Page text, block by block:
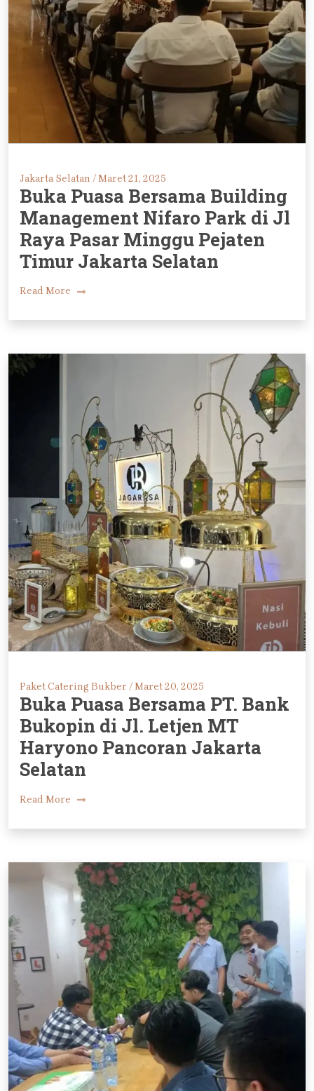
Jakarta Selatan /Maret 21, 2025
Buka Puasa Bersama Building
Management Nifaro Park di Jl
Raya Pasar Minggu Pejaten
Timur Jakarta Selatan
Read More
Paket Catering Bukber /Maret 20, 2025
Buka Puasa Bersama PT. Bank
Bukopin di Jl. Letjen MT
Haryono Pancoran Jakarta
Selatan
Read More